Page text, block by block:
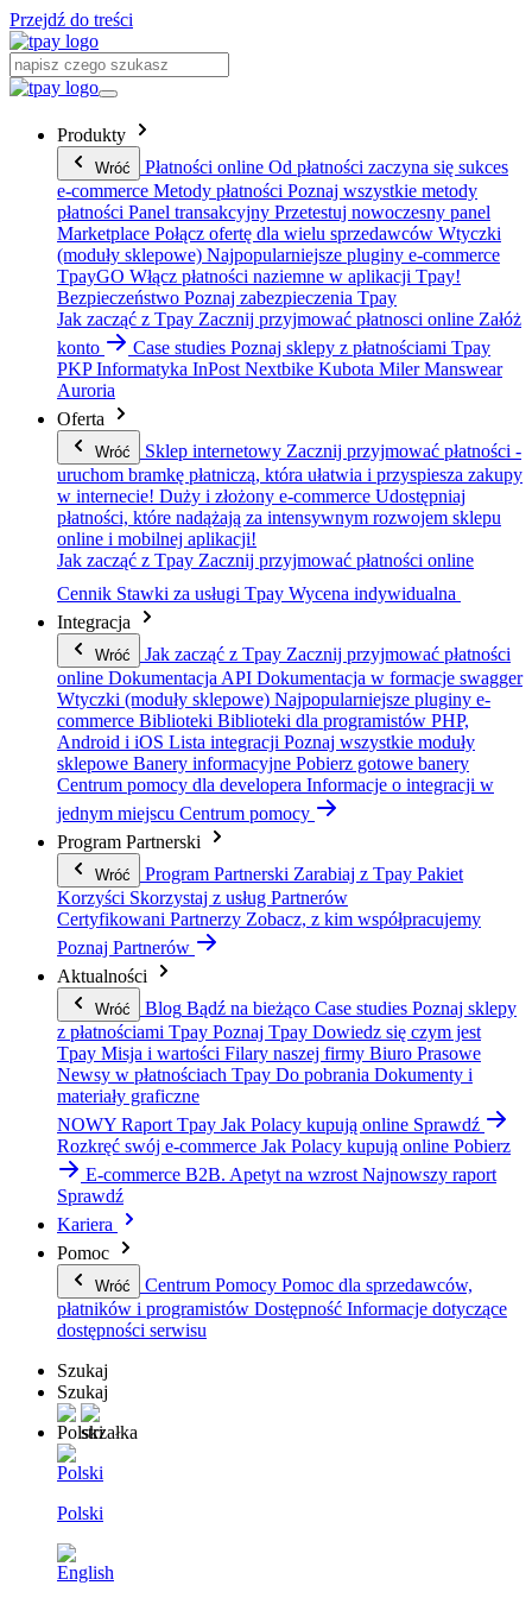
Przejdź do treści
Produkty
Wróć Płatności online Od płatności zaczyna się sukces
e-commerce Metody płatności Poznaj wszystkie metody
płatności Panel transakcyjny Przetestuj nowoczesny panel
Marketplace Połącz ofertę dla wielu sprzedawców Wtyczki
(moduły sklepowe) Najpopularniejsze pluginy e-commerce
TpayGO Włącz płatności naziemne w aplikacji Tpay!
Bezpieczeństwo Poznaj zabezpieczenia Tpay
Jak zacząć z Tpay Zacznij przyjmować płatnosci online Załóż
konto
Case studies Poznaj sklepy z płatnościami Tpay
PKP Informatyka InPost Nextbike Kubota Miler Manswear
Auroria
Oferta
Wróć Sklep internetowy Zacznij przyjmować płatności -
uruchom bramkę płatniczą, która ułatwia i przyspiesza zakupy
w internecie! Duży i złożony e-commerce Udostępniaj
płatności, które nadążają za intensywnym rozwojem sklepu
online i mobilnej aplikacji!
Jak zacząć z Tpay Zacznij przyjmować płatności online
Cennik Stawki za usługi Tpay Wycena indywidualna
Integracja
Wróć Jak zacząć z Tpay Zacznij przyjmować płatności
online Dokumentacja API Dokumentacja w formacje swagger
Wtyczki (moduły sklepowe) Najpopularniejsze pluginy e-
commerce Biblioteki Biblioteki dla programistów PHP,
Android i iOS Lista integracji Poznaj wszystkie moduły
sklepowe Banery informacyjne Pobierz gotowe banery
Centrum pomocy dla developera Informacje o integracji w
jednym miejscu Centrum pomocy
Program Partnerski
Wróć Program Partnerski Zarabiaj z Tpay Pakiet
Korzyści Skorzystaj z usług Partnerów
Certyfikowani Partnerzy Zobacz, z kim współpracujemy
Poznaj Partnerów
Aktualności
Wróć Blog Bądź na bieżąco Case studies Poznaj sklepy
z płatnościami Tpay Poznaj Tpay Dowiedz się czym jest
Tpay Misja i wartości Filary naszej firmy Biuro Prasowe
Newsy w płatnościach Tpay Do pobrania Dokumenty i
materiały graficzne
NOWY Raport Tpay Jak Polacy kupują online Sprawdź
Rozkręć swój e-commerce Jak Polacy kupują online Pobierz
E-commerce B2B. Apetyt na wzrost Najnowszy raport
Sprawdź
Kariera
Pomoc
Wróć Centrum Pomocy Pomoc dla sprzedawców,
płatników i programistów Dostępność Informacje dotyczące
dostępności serwisu
Szukaj
Szukaj
Polski